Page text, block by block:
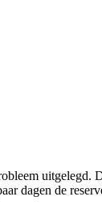
uitgelegd.
dagen de